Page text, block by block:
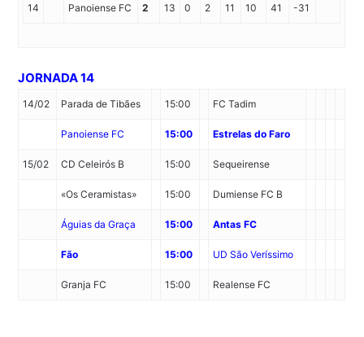
14 Panoiense FC 2 13 0 2 11 10 41 -31
JORNADA 14
14/02 Parada de Tibães 15:00 FC Tadim
Panoiense FC 15:00 Estrelas do Faro
15/02 CD Celeirós B 15:00 Sequeirense
«Os Ceramistas» 15:00 Dumiense FC B
Águias da Graça 15:00 Antas FC
Fão 15:00 UD São Veríssimo
Granja FC 15:00 Realense FC